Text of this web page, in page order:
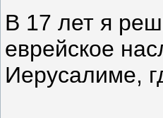
В 17 лет я
еврейское
Иерусалиме,